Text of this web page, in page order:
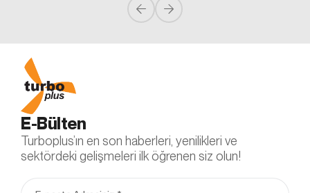
E-Bülten
Turboplus’ın en son haberleri, yenilikleri ve
sektördeki gelişmeleri ilk öğrenen siz olun!